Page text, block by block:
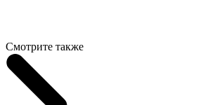
Смотрите также